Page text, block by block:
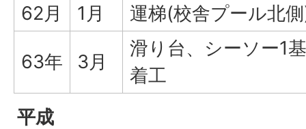
62月
1月 運梯(校舎プール北
63年 3月
滑り台、シーソー1
着工
平成